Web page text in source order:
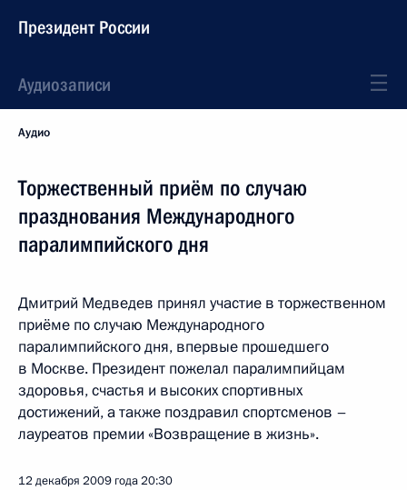
Президент России
Аудиозаписи
Аудио
Торжественный приём по случаю
празднования Международного
паралимпийского дня
Дмитрий Медведев принял участие в торжественном
приёме по случаю Международного
паралимпийского дня, впервые прошедшего
в Москве. Президент пожелал паралимпийцам
здоровья, счастья и высоких спортивных
достижений, а также поздравил спортсменов –
лауреатов премии «Возвращение в жизнь».
12 декабря 2009 года20:30